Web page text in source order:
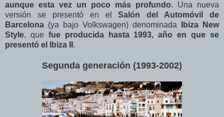
aunque esta vez un poco más profundo. Una nueva
versión se presentó en elSalón del Automóvil de
Barcelona (ya bajo Volkswagen) denominada Ibiza New
Style, que fue producida hasta 1993, año en que se
presentó el Ibiza II .
Segunda generación (1993-2002)